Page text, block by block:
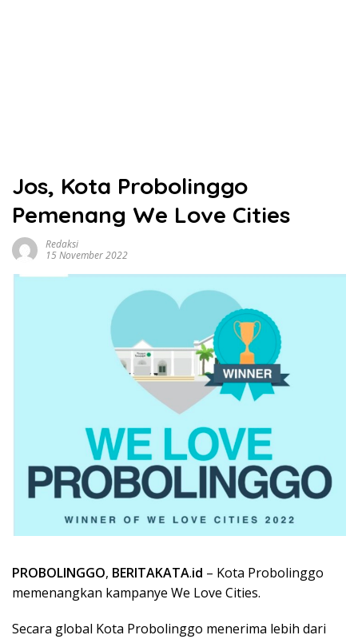
Jos, Kota Probolinggo
Pemenang We Love Cities
Redaksi
15 November 2022
PROBOLINGGO, BERITAKATA.id – Kota Probolinggo
memenangkan kampanye We Love Cities.
Secara global Kota Probolinggo menerima lebih dari